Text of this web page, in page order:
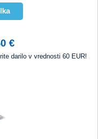
€
darilo v vrednosti 60 EUR!